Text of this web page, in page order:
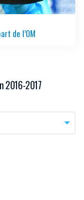
de l’OM
2016-2017